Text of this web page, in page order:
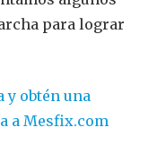
para lograr
y obtén una
a Mesfix.com